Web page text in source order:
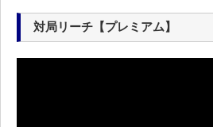
対局リーチ【プレミアム】